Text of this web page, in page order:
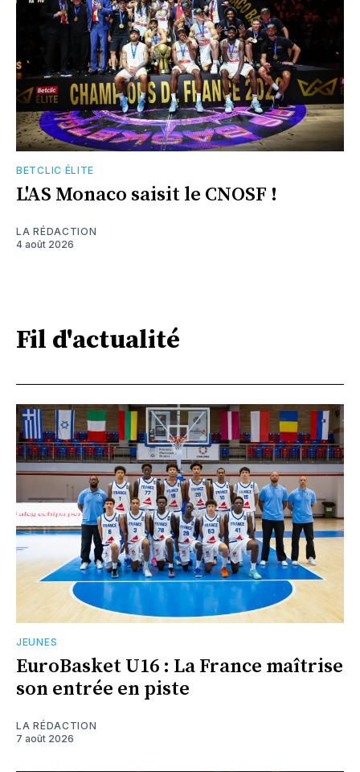
BETCLIC ÉLITE
L'AS Monaco saisit le CNOSF !
LA RÉDACTION
4 août 2026
Fil d'actualité
JEUNES
EuroBasket U16 : La France maîtrise
son entrée en piste
LA RÉDACTION
7 août 2026